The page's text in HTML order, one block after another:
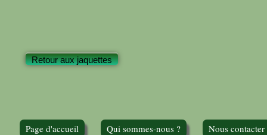
Retour aux jaquettes
Page d'accueil Qui sommes-nous ? Nous contacter